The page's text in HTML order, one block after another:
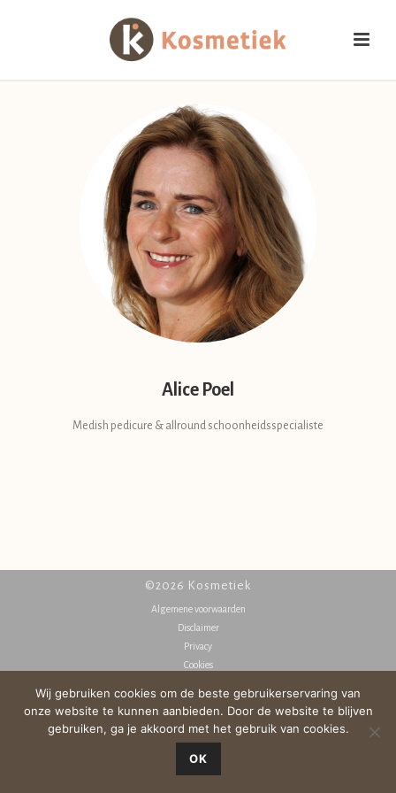
Alice Poel
Medish pedicure & allround schoonheidsspecialiste
©2026 Kosmetiek
Algemene voorwaarden
Disclaimer
Privacy
Cookies
Wij gebruiken cookies om de beste gebruikerservaring van
onze website te kunnen aanbieden. Door de website te blijven
gebruiken, ga je akkoord met het gebruik van cookies.
OK